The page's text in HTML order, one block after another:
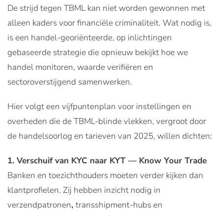
De strijd tegen TBML kan niet worden gewonnen met
alleen kaders voor financiële criminaliteit. Wat nodig is,
is een handel-georiënteerde, op inlichtingen
gebaseerde strategie die opnieuw bekijkt hoe we
handel monitoren, waarde verifiëren en
sectoroverstijgend samenwerken.
Hier volgt een vijfpuntenplan voor instellingen en
overheden die de TBML-blinde vlekken, vergroot door
de handelsoorlog en tarieven van 2025, willen dichten:
1. Verschuif van KYC naar KYT — Know Your Trade
Banken en toezichthouders moeten verder kijken dan
klantprofielen. Zij hebben inzicht nodig in
verzendpatronen, transshipment-hubs en